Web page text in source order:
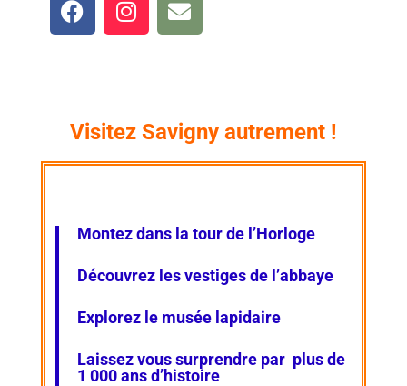
Visitez Savigny autrement !
Montez dans la tour de l’Horloge
Découvrez les vestiges de l’abbaye
Explorez le musée lapidaire
Laissez vous surprendre par plus de
1 000 ans d’histoire